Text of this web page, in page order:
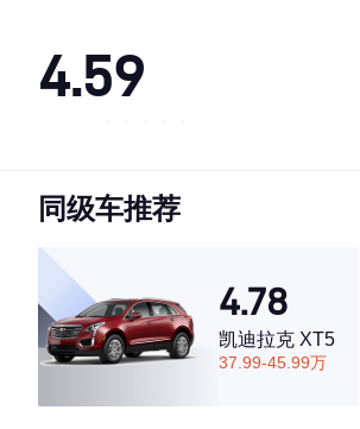
4.59
·内饰表现一般，低于59%同级车
·空间表现一般，低于87%同级车
同级车推荐
4.78
凯迪拉克 XT5
37.99-45.99万